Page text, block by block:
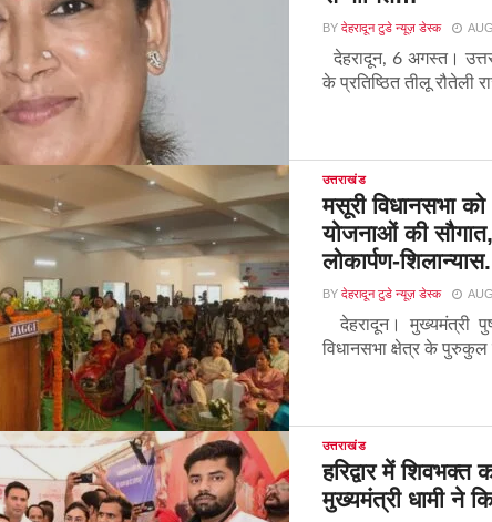
BY देहरादून टुडे न्यूज़ डेस्क
देहरादून, 6 अगस्त।
के प्रतिष्ठित तीलू रौतेली
उत्तराखंड
मसूरी विधानसभा
योजनाओं की
लोकार्पण-शिलान्यास.
BY देहरादून टुडे न्यूज़ डेस्क
देहरादून। मुख्यमंत्री
विधानसभा क्षेत्र के पुरुकुल
उत्तराखंड
हरिद्वार में शिवभक्त
मुख्यमंत्री धामी ने